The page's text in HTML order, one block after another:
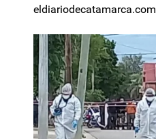
eldiariodecatamarca.com